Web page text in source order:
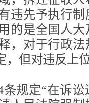
违先予执行
的是全国人
，对于行政
，但对违反上
条规定“在诉